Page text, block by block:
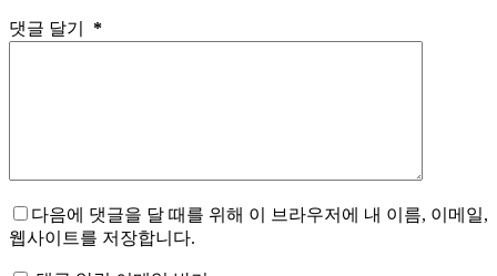
댓글 달기 *
다음에 댓글을 달 때를 위해 이 브라우저에 내 이름, 이메일,
웹사이트를 저장합니다.